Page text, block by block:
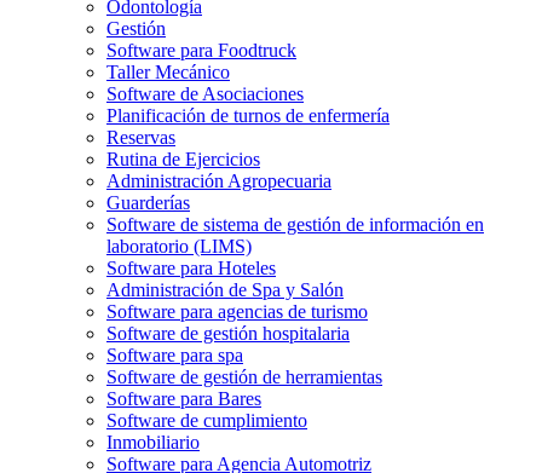
Odontología
Gestión
Software para Foodtruck
Taller Mecánico
Software de Asociaciones
Planificación de turnos de enfermería
Reservas
Rutina de Ejercicios
Administración Agropecuaria
Guarderías
Software de sistema de gestión de información en
laboratorio (LIMS)
Software para Hoteles
Administración de Spa y Salón
Software para agencias de turismo
Software de gestión hospitalaria
Software para spa
Software de gestión de herramientas
Software para Bares
Software de cumplimiento
Inmobiliario
Software para Agencia Automotriz